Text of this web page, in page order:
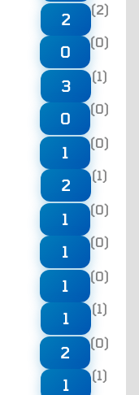
2
(2)
0
(0)
3
(1)
0
(0)
1
(0)
2
(1)
1
(0)
1
(0)
1
(0)
1
(1)
2
(0)
1
(1)